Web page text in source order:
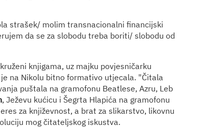
strašek/ molim transnacionalni financijski
da se za slobodu treba boriti/ slobodu od
knjigama, uz majku povjesničarku
na Nikolu bitno formativo utjecala. "Čitala
puštala na gramofonu Beatlese, Azru, Leb
, Ježevu kućicu i Šegrta Hlapića na gramofonu
za književnost, a brat za slikarstvo, likovnu
mog čitateljskog iskustva.